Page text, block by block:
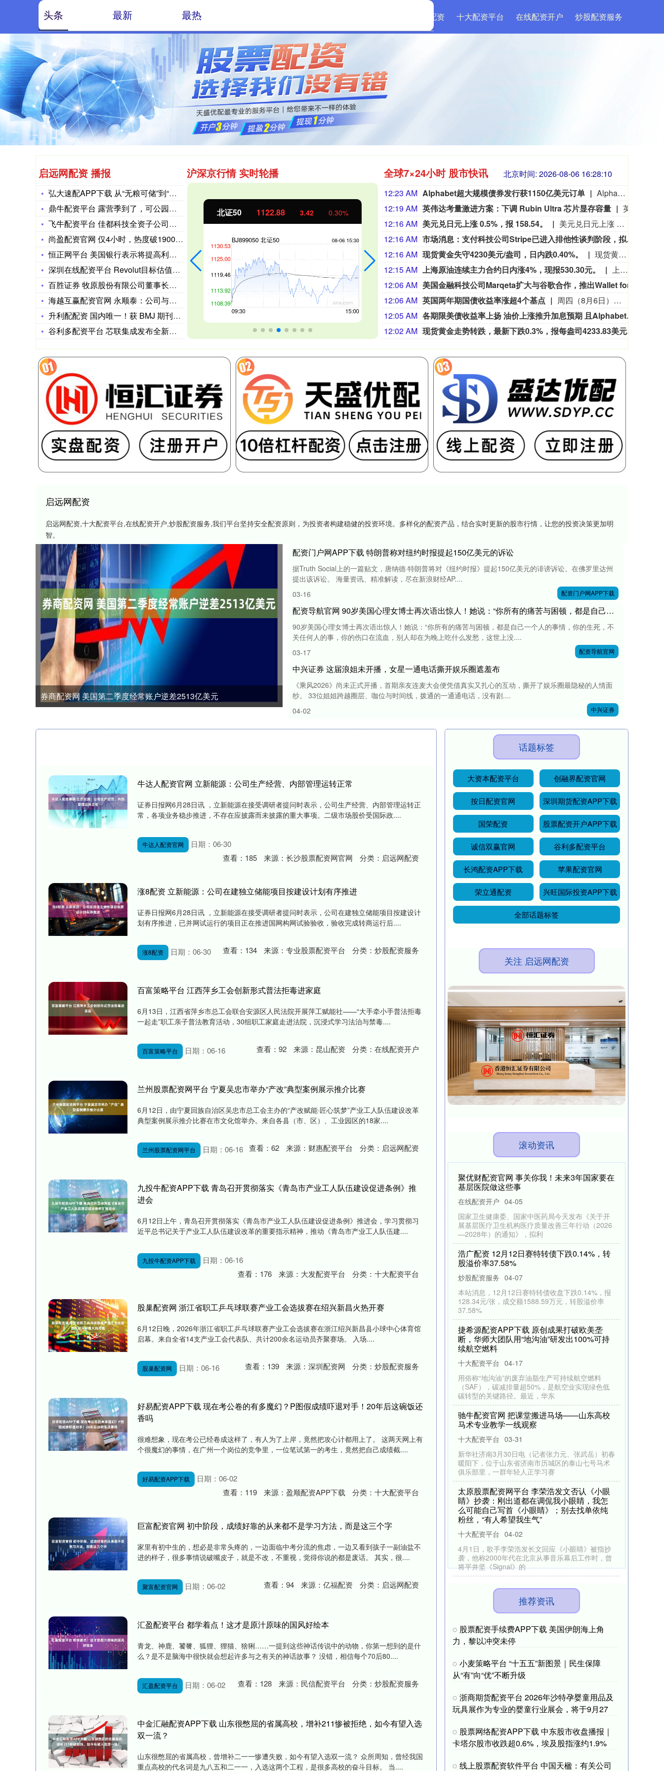
启远网配资 十大配资平台 在线配资开户 炒股配资服务
启远网配资 播报
弘大速配APP下载 从“无粮可储”到“租仓存粮”，印尼大米库
鼎牛配资平台 露营季到了，可公园停车场不光位置少，价格还贼贵
飞牛配资平台 佳都科技全资子公司与西门子、工控国际在广州共建
尚盈配资官网 仅4小时，热度破19000，4月观众最期待的黑
恒正网平台 美国银行表示将提高利润并控制成本 力图重振股价表
深圳在线配资平台 Revolut目标估值2000亿美元，IP
百胜证券 牧原股份有限公司董事长秦英林：深耕猪肉产业 不负时
海越互赢配资官网 永顺泰：公司与各大啤酒集团建立了长期稳定的
升利配配资 国内唯一！获 BMJ 期刊内容独家合作授权，氢离
谷利多配资平台 芯联集成发布全新碳化硅G2.0技术平台 重点
沪深京行情 实时轮播
北证50 1122.88 3.42 0.30% 创业板指 3515.56 -19.58 -0.55% 基金指数 7229.80 -1.63 -0.02% 国债指数
全球7×24小时 股市快讯 北京时间: 2026-08-06 16:28:11
12:23 AM Alphabet超大规模债券发行获1150亿美元订单
Alphabet最新一轮超大规模债券发行获得约1150亿美元订单，显示在近期抛售后，投资者对与AI热潮相关的债务重新产生兴趣。据知情人士透露，此次债券发行吸引的需求超过预期发行规模上限250亿美元的四倍。此次需求超过了亚马逊和SpaceX等公司近期其他AI相关债券发行所获得的认购规模。Alphabet此次债券发行向投资者提供了相对较高的发行优惠，以吸引需求。
12:19 AM 英伟达考量激进方案：下调 Rubin Ultra 芯片显存容量
12:16 AM 美元兑日元上涨 0.5%，报 158.54。
美元兑日元上涨 0.5%，报 158.54。
12:16 AM
市场消息：支付科技公司Stripe已进入排他性谈判阶段，拟以现金加股票交易收购人工智能初创企业OpenRouter，这笔交易对该初创企业的估值接近100亿美元。
12:16 AM 现货黄金失守4230美元/盎司，日内跌0.40%。
现货黄金失守4230美元/盎司，日内跌0.40%。
12:15 AM 上海原油连续主力合约日内涨4%，现报530.30元。
上海原油连续主力合约日内涨4%，现报530.30元。
12:06 AM
12:06 AM 英国两年期国债收益率涨超4个基点
周四（8月6日）欧市尾盘，英国10年期国债收益率涨3.7个基点，报4.927%，整体持续震荡上行。两年期英债收益率涨4.3个基点，报4.285%。30年期英债收益率涨3个基点，50年期英债收益率涨3.3个基点。2/10年期英债收益率利差跌0.904个基点，报+63.806个基点。
12:05 AM
各期限美债收益率上扬 油价上涨推升加息预期 且Alphabet大举发债
12:02 AM
现货黄金走势转跌，最新下跌0.3%，报每盎司4233.83美元。
启远网配资
启远网配资,十大配资平台,在线配资开户,炒股配资服务,我们平台坚持安全配资原则，为投资者构建稳健的投资环境。多样化的配资产品，结合实时更新的股市行情，让您的投资决策更加明
智。
券商配资网 美国第二季度经常账户逆差2513亿美元
配资门户网APP下载 特朗普称对纽约时报提起150亿美元的诉讼
据Truth Social上的一篇贴文，唐纳德·特朗普将对《纽约时报》提起150亿美元的诽谤诉讼。在佛罗里达州
提出该诉讼。 海量资讯、精准解读，尽在新浪财经AP....
03-16
配资门户网APP下载
配资导航官网 90岁美国心理女博士再次语出惊人！她说：“你所有的痛苦与困顿，都是自己一个人的事情，你的生死，不关任何人的事，你的伤口在流血，别人却在为晚上吃什么发愁！”
90岁美国心理女博士再次语出惊人！她说：“你所有的痛苦与困顿，都是自己一个人的事情，你的生死，不
关任何人的事，你的伤口在流血，别人却在为晚上吃什么发愁，这世上没....
03-17
配资导航官网
中兴证券 这届浪姐未开播，女星一通电话撕开娱乐圈遮羞布
《乘风2026》尚未正式开播，首期亲友连麦大会便凭借真实又扎心的互动，撕开了娱乐圈最隐秘的人情面
纱。 33位姐姐跨越圈层、咖位与时间线，拨通的一通通电话，没有剧....
04-02
中兴证券
头条 最新 最热
牛达人配资官网 立新能源：公司生产经营、内部管理运转正常
证券日报网6月28日讯 ，立新能源在接受调研者提问时表示，公司生产经营、内部管理运转正
常，各项业务稳步推进，不存在应披露而未披露的重大事项。二级市场股价受国际政....
牛达人配资官网
日期：06-30
查看： 185 来源： 长沙股票配资网官网 分类： 启远网配资
涨8配资 立新能源：公司在建独立储能项目按建设计划有序推进
证券日报网6月28日讯 ，立新能源在接受调研者提问时表示，公司在建独立储能项目按建设计
划有序推进，已并网试运行的项目正在推进国网构网试验验收，验收完成转商运行后....
涨8配资 日期：06-30 查看： 134 来源： 专业股票配资平台 分类： 炒股配资服务
百富策略平台 江西萍乡工会创新形式普法拒毒进家庭
6月13日，江西省萍乡市总工会联合安源区人民法院开展萍工赋能社——“大手牵小手普法拒毒
一起走”职工亲子普法教育活动，30组职工家庭走进法院，沉浸式学习法治与禁毒....
百富策略平台 日期：06-16 查看： 92 来源： 昆山配资 分类： 在线配资开户
兰州股票配资网平台 宁夏吴忠市举办“产改”典型案例展示推介比赛
6月12日，由宁夏回族自治区吴忠市总工会主办的“产改赋能·匠心筑梦”产业工人队伍建设改革
典型案例展示推介比赛在市文化馆举办。来自各县（市、区）、工业园区的18家....
兰州股票配资网平台 日期：06-16 查看： 62 来源： 财惠配资平台 分类： 启远网配资
九投牛配资APP下载 青岛召开贯彻落实《青岛市产业工人队伍建设促进条例》推
进会
6月12日上午，青岛召开贯彻落实《青岛市产业工人队伍建设促进条例》推进会，学习贯彻习
近平总书记关于产业工人队伍建设改革的重要指示精神，推动《青岛市产业工人队伍建....
九投牛配资APP下载
日期：06-16
查看： 176 来源： 大发配资平台 分类： 十大配资平台
股巢配资网 浙江省职工乒乓球联赛产业工会选拔赛在绍兴新昌火热开赛
6月12日晚，2026年浙江省职工乒乓球联赛产业工会选拔赛在浙江绍兴新昌县小球中心体育馆
启幕。来自全省14支产业工会代表队、共计200余名运动员齐聚赛场。 入场....
股巢配资网 日期：06-16 查看： 139 来源： 深圳配资网 分类： 炒股配资服务
好易配资APP下载 现在考公卷的有多魔幻？P图假成绩吓退对手！20年后这碗饭还
香吗
很难想象，现在考公已经卷成这样了，有人为了上岸，竟然把攻心计都用上了。 这两天网上有
个很魔幻的事情，在广州一个岗位的竞争里，一位笔试第一的考生，竟然把自己成绩截....
好易配资APP下载
日期：06-02
查看： 119 来源： 盈顺配资APP下载 分类： 十大配资平台
巨富配资官网 初中阶段，成绩好靠的从来都不是学习方法，而是这三个字
家里有初中生的，想必是非常头疼的，一边面临中考分流的焦虑，一边又看到孩子一副油盐不
进的样子，很多事情说破嘴皮子，就是不改，不重视，觉得你说的都是废话。 其实，很....
聚富配资官网 日期：06-02 查看： 94 来源： 亿福配资 分类： 启远网配资
汇盈配资平台 都学着点！这才是原汁原味的国风好绘本
青龙、神鹿、饕餮、狐狸、狸猫、猞猁……一提到这些神话传说中的动物，你第一想到的是什
么？是不是脑海中很快就会想起许多与之有关的神话故事？ 没错，相信每个70后80....
汇盈配资平台 日期：06-02 查看： 128 来源： 民信配资平台 分类： 炒股配资服务
中金汇融配资APP下载 山东很憋屈的省属高校，增补211惨被拒绝，如今有望入选
双一流？
山东很憋屈的省属高校，曾增补二一一惨遭失败，如今有望入选双一流？ 众所周知，曾经我国
重点高校的代名词是九八五和二一一，入选这两个工程，是很多高校的奋斗目标。 当....
话题标签
大资本配资平台 创融界配资官网
按日配资官网 深圳期货配资APP下载
国荣配资 股票配资开户APP下载
诚信双赢官网 谷利多配资平台
长鸿配资APP下载 苹果配资官网
荣立通配资 兴旺国际投资APP下载
全部话题标签
关注 启远网配资
滚动资讯
聚优财配资官网 事关你我！未来3年国家要在
基层医院做这些事
在线配资开户 04-05
国家卫生健康委、国家中医药局今天发布《关于开
展基层医疗卫生机构医疗质量改善三年行动（2026
—2028年）的通知》，拟利
浩广配资 12月12日赛特转债下跌0.14%，转
股溢价率37.58%
炒股配资服务 04-07
本站消息，12月12日赛特转债收盘下跌0.14%，报
128.34元/张，成交额1588.59万元，转股溢价率
37.58%
捷希源配资APP下载 原创成果打破欧美垄
断，华师大团队用“地沟油”研发出100%可持
续航空燃料
十大配资平台 04-17
用俗称“地沟油”的废弃油脂生产可持续航空燃料
（SAF），碳减排量超50%，是航空业实现绿色低
碳转型的关键路径。最近，华东
驰牛配资官网 把课堂搬进马场——山东高校
马术专业教学一线观察
十大配资平台 03-31
新华社济南3月30日电（记者张力元、张武岳）初春
暖阳下，位于山东省济南市历城区的泰山七号马术
俱乐部里，一群年轻人正学习赛
太原股票配资网平台 李荣浩发文否认《小眼
睛》抄袭：刚出道都在调侃我小眼睛，我怎
么可能自己写首《小眼睛》；别去找单依纯
粉丝，“有人希望我生气”
十大配资平台 04-02
4月1日，歌手李荣浩发长文回应《小眼睛》被指抄
袭，他称2000年代在北京从事音乐幕后工作时，曾
将平井坚《Signal》的
推荐资讯
股票配资手续费APP下载 美国伊朗海上角
力，黎以冲突未停
小麦策略平台 “十五五”新图景｜民生保障
从“有”向“优”不断升级
浙商期货配资平台 2026年沙特孕婴童用品及
玩具展作为专业的婴童行业展会，将于9月27
股票网络配资APP下载 中东股市收盘播报｜
卡塔尔股市收跌超0.6%，埃及股指涨约1.9%
线上股票配资软件平台 中国天楹：有关公司